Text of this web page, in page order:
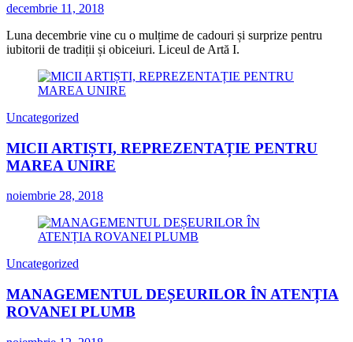
decembrie 11, 2018
Luna decembrie vine cu o mulțime de cadouri și surprize pentru
iubitorii de tradiții și obiceiuri. Liceul de Artă I.
Uncategorized
MICII ARTIȘTI, REPREZENTAȚIE PENTRU
MAREA UNIRE
noiembrie 28, 2018
Uncategorized
MANAGEMENTUL DEȘEURILOR ÎN ATENȚIA
ROVANEI PLUMB